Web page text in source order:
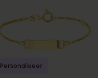
Personaliseer